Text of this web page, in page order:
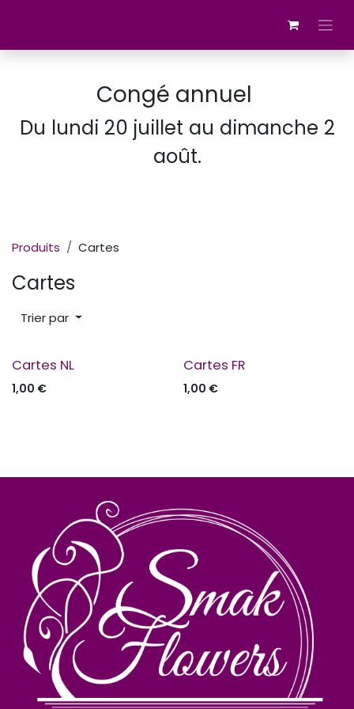
Congé annuel
Du lundi 20 juillet au dimanche 2
août.
Produits Cartes
Cartes
Trier par
Cartes NL
1,00 €
Cartes FR
1,00 €